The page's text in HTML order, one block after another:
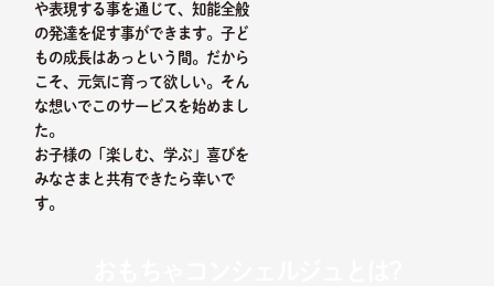
や表現する事を通じて、知能全般
の発達を促す事ができます。子ど
もの成長はあっという間。だから
こそ、元気に育って欲しい。そん
な想いでこのサービスを始めまし
た。
お子様の「楽しむ、学ぶ」喜びを
みなさまと共有できたら幸いで
す。